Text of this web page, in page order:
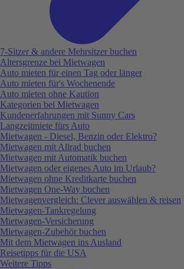
7-Sitzer & andere Mehrsitzer buchen
Altersgrenze bei Mietwagen
Auto mieten für einen Tag oder länger
Auto mieten für's Wochenende
Auto mieten ohne Kaution
Kategorien bei Mietwagen
Kundenerfahrungen mit Sunny Cars
Langzeitmiete fürs Auto
Mietwagen - Diesel, Benzin oder Elektro?
Mietwagen mit Allrad buchen
Mietwagen mit Automatik buchen
Mietwagen oder eigenes Auto im Urlaub?
Mietwagen ohne Kreditkarte buchen
Mietwagen One-Way buchen
Mietwagenvergleich: Clever auswählen & reisen
Mietwagen-Tankregelung
Mietwagen-Versicherung
Mietwagen-Zubehör buchen
Mit dem Mietwagen ins Ausland
Reisetipps für die USA
Weitere Tipps